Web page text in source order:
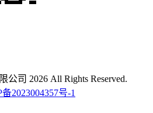
司 2026 All Rights Reserved.
2023004357号-1